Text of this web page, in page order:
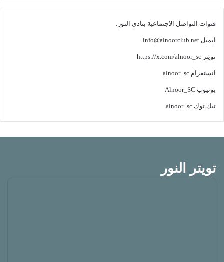
قنوات التواصل الاجتماعية بنادي النور:
ايميل info@alnoorclub.net
تويتر https://x.com/alnoor_sc
انستقرام alnoor_sc
يوتيوب Alnoor_SC
تيك توك alnoor_sc
تويتر النور